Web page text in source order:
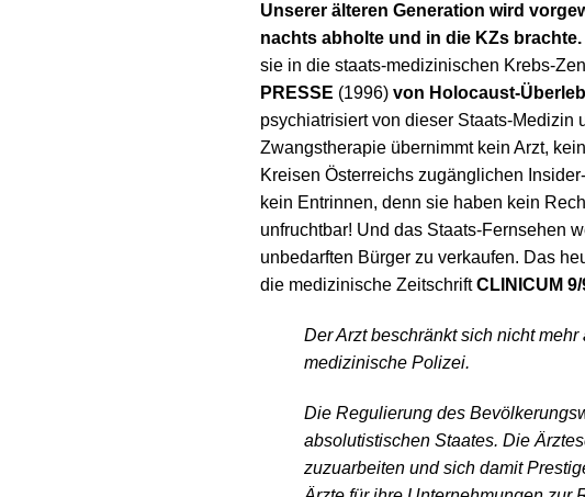
Unserer älteren Generation wird
nachts abholte und in die KZs brachte.
sie in die staats-medizinischen Krebs-
PRESSE (1996) von Holocaust-
psychiatrisiert von dieser Staats-Medizin
Zwangstherapie übernimmt kein Arzt,
Kreisen Österreichs zugänglichen
kein Entrinnen, denn sie haben kein
unfruchtbar! Und das Staats-Fernsehen
unbedarften Bürger zu verkaufen. Das
die medizinische ZeitschriftCLINICUM
Der Arzt beschränkt sich nicht
medizinische Polizei.
Die Regulierung des
absolutistischen Staates. Die
zuzuarbeiten und sich damit